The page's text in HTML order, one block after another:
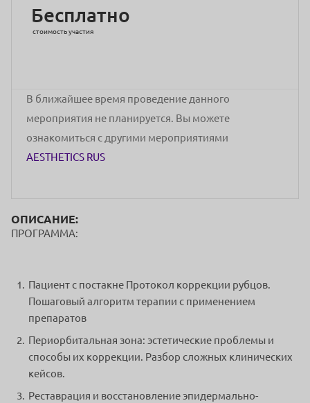
Бесплатно
стоимость участия
В ближайшее время проведение данного
мероприятия не планируется. Вы можете
ознакомиться с другими мероприятиями
AESTHETICS RUS
ОПИСАНИЕ:
ПРОГРАММА:
Пациент с постакне Протокол коррекции рубцов.
Пошаговый алгоритм терапии с применением
препаратов
Периорбитальная зона: эстетические проблемы и
способы их коррекции. Разбор сложных клинических
кейсов.
Реставрация и восстановление эпидермально-